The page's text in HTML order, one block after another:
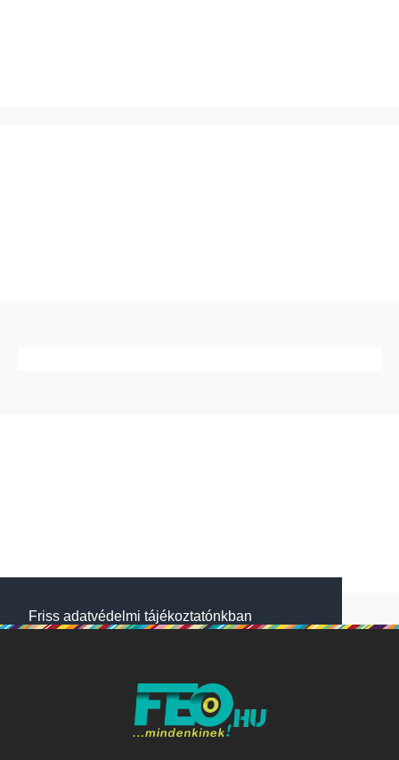
Friss adatvédelmi tájékoztatónkban
használunk a jobb működésért. A Website
NetSolution Média Zrt. 2018 május 25.
napjától hatályos adatkezelési tájékoztatóját